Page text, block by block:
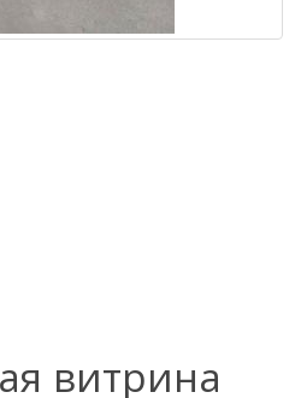
витрина